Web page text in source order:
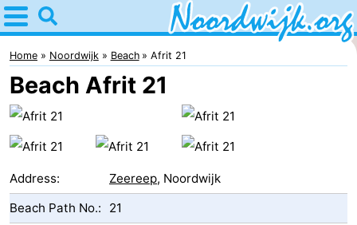
Home
Noordwijk
Tips
For
the
Apartments
Home Noordwijk Beach Afrit 21
Beach Afrit 21
Address: Zeereep, Noordwijk
Beach Path No.:
21